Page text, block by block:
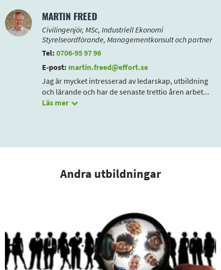
MARTIN FREED
Civilingenjör, MSc, Industriell Ekonomi
Styrelseordförande, Managementkonsult och partner
Tel: 0706-95 97 96
E-post: martin.freed@effort.se
Jag är mycket intresserad av ledarskap, utbildning
och lärande och har de senaste trettio åren arbet...
Läs mer
Andra utbildningar